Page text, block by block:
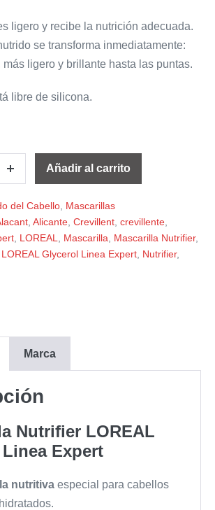
ligero y recibe la nutrición adecuada.
se transforma inmediatamente:
más ligero y brillante hasta las puntas.
libre de silicona.
Añadir al carrito
del Cabello Mascarillas
Alicante Crevillent crevillente
LOREAL Mascarilla Mascarilla Nutrifier,
Glycerol Linea Expert Nutrifier,
Marca
Nutrifier LOREAL
Expert
nutritiva especial para cabellos